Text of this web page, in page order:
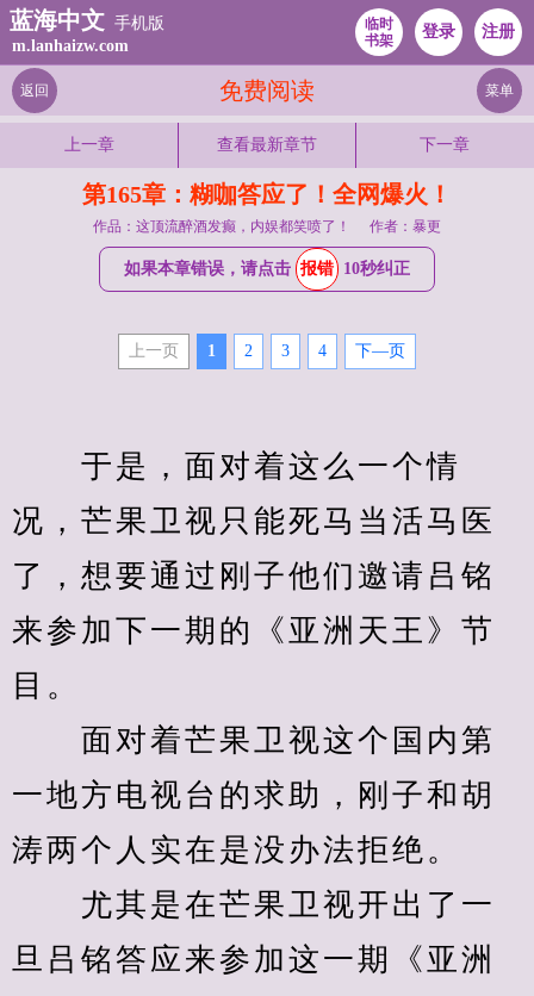
蓝海中文 手机版
m.lanhaizw.com
临时
书架
登录 注册
免费阅读
返回 菜单
上一章 查看最新章节 下一章
第165章：糊咖答应了！全网爆火！
作品：这顶流醉酒发癫，内娱都笑喷了！ 作者：暴更
如果本章错误，请点击 报错 10秒纠正
上一页 1 2 3 4 下—页
于是，面对着这么一个情
况，芒果卫视只能死马当活马医
了，想要通过刚子他们邀请吕铭
来参加下一期的《亚洲天王》节
目。
面对着芒果卫视这个国内第
一地方电视台的求助，刚子和胡
涛两个人实在是没办法拒绝。
尤其是在芒果卫视开出了一
旦吕铭答应来参加这一期《亚洲